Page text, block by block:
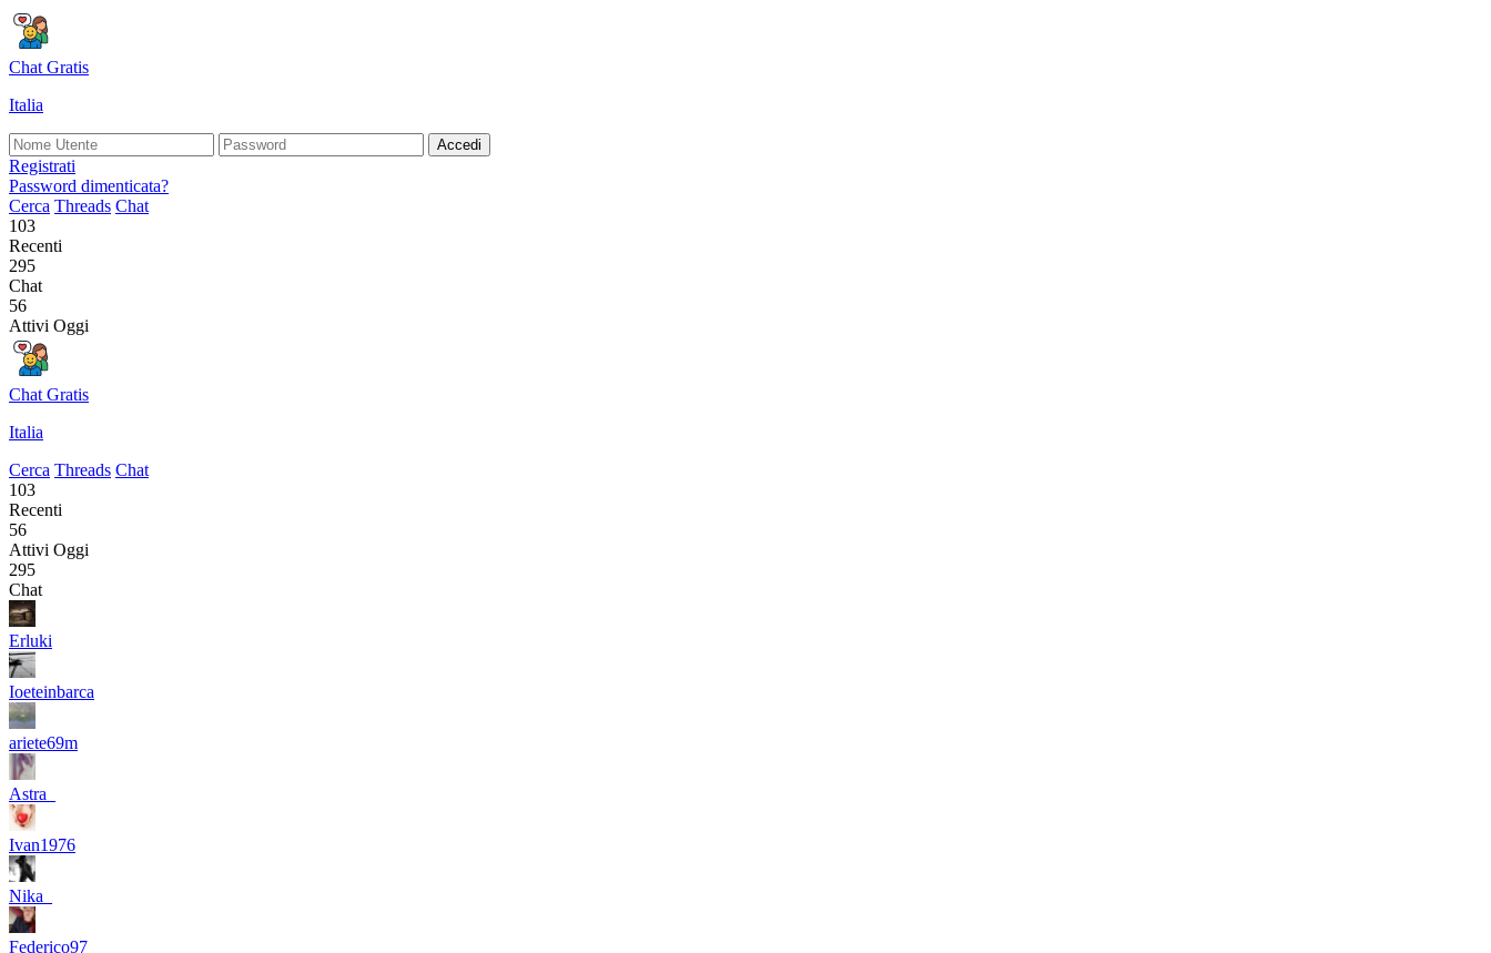
Chat Gratis
Italia
Accedi
Registrati
Password dimenticata?
Cerca Threads Chat
103
Recenti
295
Chat
56
Attivi Oggi
Chat Gratis
Italia
Cerca Threads Chat
103
Recenti
56
Attivi Oggi
295
Chat
Erluki
Ioeteinbarca
ariete69m
Astra_
Ivan1976
Nika_
Federico97